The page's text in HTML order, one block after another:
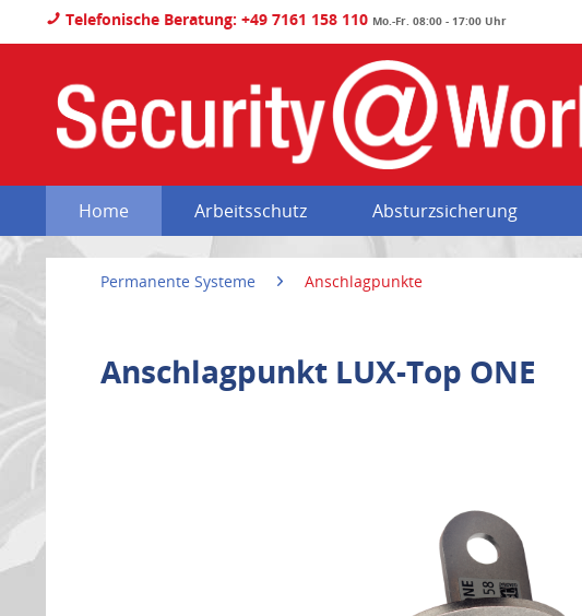
Telefonische Beratung: +49 7161 158 110 Mo.-Fr. 08:00 - 17:00 Uhr
Home Arbeitsschutz Absturzsicherung
Permanente Systeme Anschlagpunkte
Anschlagpunkt LUX-Top ONE